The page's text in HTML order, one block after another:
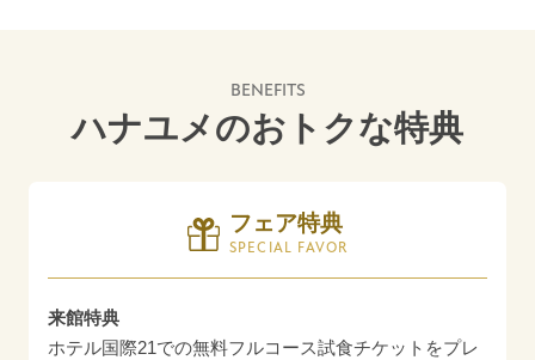
BENEFITS
ハナユメのおトクな特典
フェア特典
SPECIAL FAVOR
来館特典
ホテル国際21での無料フルコース試食チケットをプレ